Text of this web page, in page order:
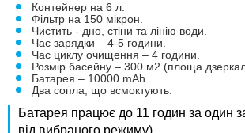
Контейнер на 6 л.
Фільтр на 150 мікрон.
Чистить - дно, стіни та лінію води.
Час зарядки – 4-5 години.
Час циклу очищення – 4 години.
Розмір басейну – 300 м2 (площа
Батарея – 10000 mAh.
Два сопла, що всмоктують.
Батарея працює до 11 годин за один
від вибраного режиму).